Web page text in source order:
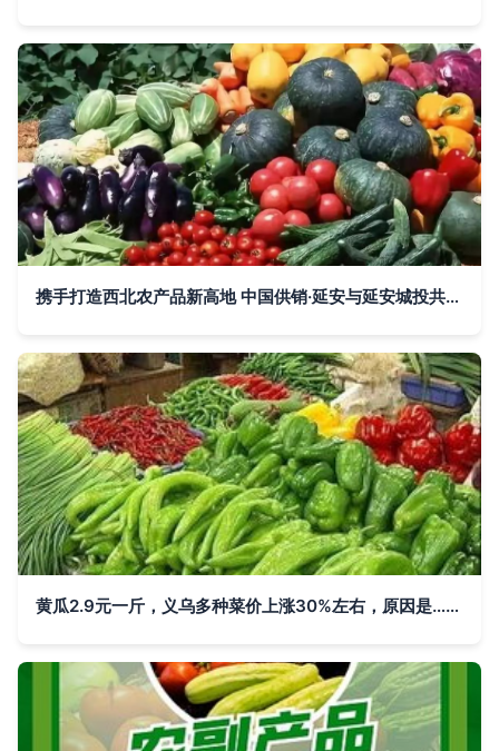
携手打造西北农产品新高地 中国供销·延安与延安城投共筑集散中心
黄瓜2.9元一斤，义乌多种菜价上涨30%左右，原因是……